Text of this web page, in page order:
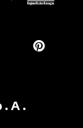
. A .